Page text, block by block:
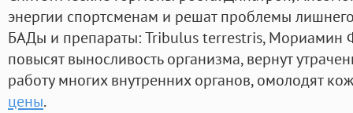
энергии спортсменам и решат проблемы
БАДы и препараты:Tribulus terrestris, Мориамин
повысят выносливость организма, вернут
работу многих внутренних органов, омолодят
цены.